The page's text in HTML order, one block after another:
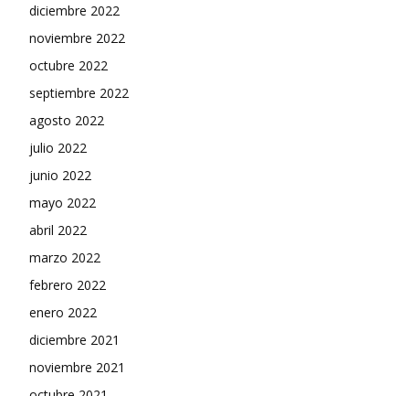
diciembre 2022
noviembre 2022
octubre 2022
septiembre 2022
agosto 2022
julio 2022
junio 2022
mayo 2022
abril 2022
marzo 2022
febrero 2022
enero 2022
diciembre 2021
noviembre 2021